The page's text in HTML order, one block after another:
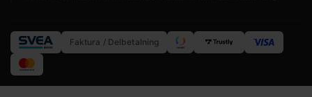
Faktura / Delbetalning